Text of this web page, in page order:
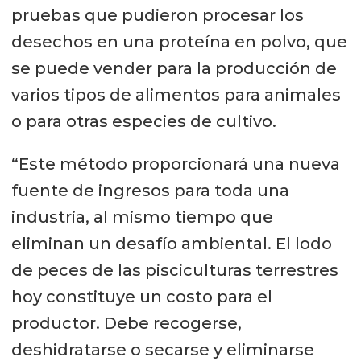
pruebas que pudieron procesar los
desechos en una proteína en polvo, que
se puede vender para la producción de
varios tipos de alimentos para animales
o para otras especies de cultivo.
“Este método proporcionará una nueva
fuente de ingresos para toda una
industria, al mismo tiempo que
eliminan un desafío ambiental. El lodo
de peces de las pisciculturas terrestres
hoy constituye un costo para el
productor. Debe recogerse,
deshidratarse o secarse y eliminarse